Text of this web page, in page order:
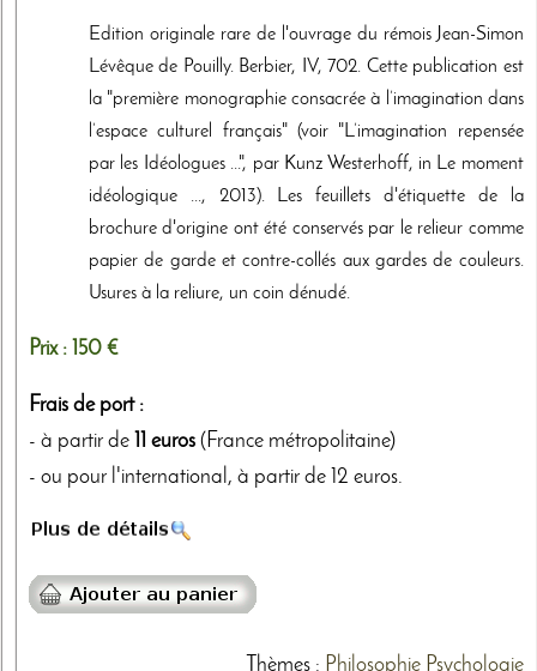
Edition originale rare de l'ouvrage du rémois Jean-Simon
Lévêque de Pouilly. Berbier, IV, 702. Cette publication est
la "première monographie consacrée à l’imagination dans
l’espace culturel français" (voir "L’imagination repensée
par les Idéologues ...", par Kunz Westerhoff, in Le moment
idéologique ..., 2013). Les feuillets d'étiquette de la
brochure d'origine ont été conservés par le relieur comme
papier de garde et contre-collés aux gardes de couleurs.
Usures à la reliure, un coin dénudé.
Prix : 150 €
Frais de port :
- à partir de 11 euros (France métropolitaine)
- ou pour l'international, à partir de 12 euros.
Thèmes: Philosophie Psychologie